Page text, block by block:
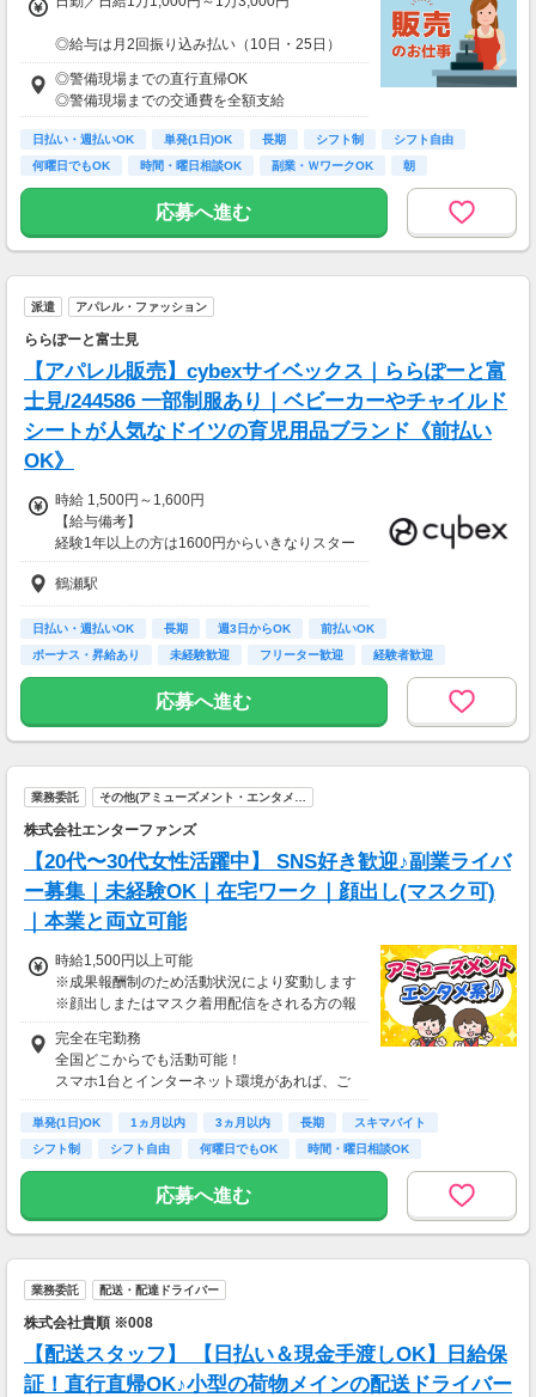
◎給与は月2回振り込み払い（10日・25日）
◎日払い制度の利用も可能（規定あり）
◎有資格者は日給+2,000円（一般路線は+1,000
円）
◎資格取得費用は当社全額負担
※65歳以上の方は下記給与になります
65～69歳：日勤／日給1万800円
70～79歳：日勤／日給1万500円
◎警備現場までの直行直帰OK
◎警備現場までの交通費を全額支給
日払い・週払いOK 単発(1日)OK 長期 シフト制
シフト自由
何曜日でもOK
時間・曜日相談OK 副業・ＷワークOK 朝
応募へ進む
派遣 アパレル・ファッション
ららぽーと富士見
【アパレル販売】cybexサイベックス｜ららぽーと富
士見/244586 一部制服あり｜ベビーカーやチャイルド
シートが人気なドイツの育児用品ブランド《前払い
OK》
時給 1,500円～1,600円
【給与備考】
経験1年以上の方は1600円からいきなりスター
ト！経験1年未満の方も就業1年後には必ず160
0円に昇給します！
◆月収例
22万～23万5千円＋残業手当
6割のスタッフが利用中！働いた給料の一部を
最短即時支払い。
利用料・振込手数料はすべて無料。
鶴瀬駅
日払い・週払いOK 長期 週3日からOK
前払いOK
ボーナス・昇給あり
未経験歓迎 フリーター歓迎
経験者歓迎
女性活躍中
応募へ進む
業務委託 その他(アミューズメント・エンタメ…
株式会社エンターファンズ
【20代〜30代女性活躍中】 SNS好き歓迎♪副業ライバ
ー募集｜未経験OK｜在宅ワーク｜顔出し(マスク可)
｜本業と両立可能
時給1,500円以上可能
※成果報酬制のため活動状況により変動します
※顔出しまたはマスク着用配信をされる方の報
酬基準となります
【収入例】
■事務職Aさん（週3日・月50時間程度）
月収8万円～15万円
月収15万円～25万円
■主婦Cさん（月100時間程度）
月収20万円以上
現在活躍中のライバーの多くは会社員や主婦の
方。
本業や家庭と両立しながら副業として活動され
ています。
完全在宅勤務
全国どこからでも活動可能！
スマホ1台とインターネット環境があれば、ご
自宅からスタートできます。
通勤時間ゼロだから、本業やプライベートとの
両立もラクラク♪
単発(1日)OK 1ヵ月以内 3ヵ月以内 長期
スキマバイト
シフト制
シフト自由 何曜日でもOK 時間・曜日相談OK
応募へ進む
業務委託 配送・配達ドライバー
株式会社貴順 ※008
【配送スタッフ】 【日払い＆現金手渡しOK】日給保
証！直行直帰OK♪小型の荷物メインの配送ドライバー